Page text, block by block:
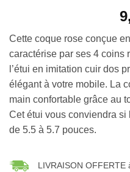
Cette coque rose conçue
caractérise par ses 4 coins
l’étui en imitation cuir dos
élégant à votre mobile. La
main confortable grâce au
Cet étui vous conviendra
de 5.5 à 5.7 pouces.
LIVRAISON OFFERTE